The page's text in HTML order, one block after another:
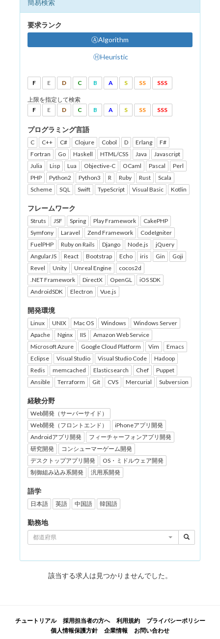
簡易検索
要求ランク
ⒶAlgorithm
ⒽHeuristic
F E D C B A S SS SSS
上限を指定して検索
F
E D C B A S SS SSS
プログラミング言語
C C++ C# Clojure Cobol D Erlang
F#
Fortran
Go Haskell HTML/CSS Java
Javascript
Julia
Lisp Lua Objective-C OCaml Pascal
Perl
PHP
Python2 Python3 R Ruby Rust
Scala
Scheme
SQL Swift TypeScript Visual Basic Kotlin
フレームワーク
Struts JSF Spring Play Framework
CakePHP
Symfony
Laravel Zend Framework
CodeIgniter
FuelPHP
Ruby on Rails Django Node.js
jQuery
AngularJS
React Bootstrap Echo iris Gin
Goji
Revel
Unity Unreal Engine
cocos2d
.NET Framework
DirectX OpenGL
iOS SDK
AndroidSDK
Electron Vue.js
開発環境
Linux UNIX Mac OS Windows
Windows Server
Apache
Nginx IIS
Amazon Web Service
Microsoft Azure
Google Cloud Platform Vim
Emacs
Eclipse
Visual Studio Visual Studio Code
Hadoop
Redis
memcached Elasticsearch Chef
Puppet
Ansible
Terraform Git CVS Mercurial Subversion
経験分野
Web開発（サーバーサイド）
Web開発（フロントエンド）
iPhoneアプリ開発
Androidアプリ開発
フィーチャーフォンアプリ開発
研究開発
コンシューマーゲーム開発
デスクトップアプリ開発
OS・ミドルウェア開発
制御組み込み系開発
汎用系開発
語学
日本語 英語 中国語 韓国語
勤務地
都道府県
該当する求人は見つかりませんでした。
チュートリアル 採用担当者の方へ 利用規約
プライバシーポリシー
個人情報保護方針
企業情報 お問い合わせ